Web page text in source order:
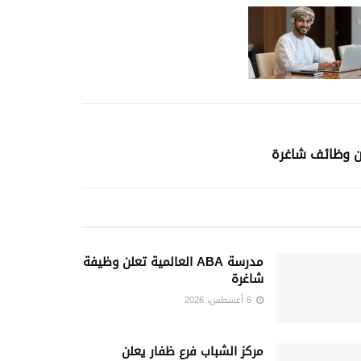
وظائف شاغرة
مدرسة ABA العالمية تعلن وظيفة
شاغرة
مركز الشباب فرع ظفار يعلن